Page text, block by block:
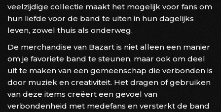
veelzijdige collectie maakt het mogelijk voor fans om
hun liefde voor de band te uiten in hun dagelijks
leven, zowel thuis als onderweg.
De merchandise van Bazart is niet alleen een manier
om je favoriete band te steunen, maar ook om deel
uit te maken van een gemeenschap die verbonden is
door muziek en creativiteit. Het dragen of gebruiken
van deze items creëert een gevoel van
verbondenheid met medefans en versterkt de band